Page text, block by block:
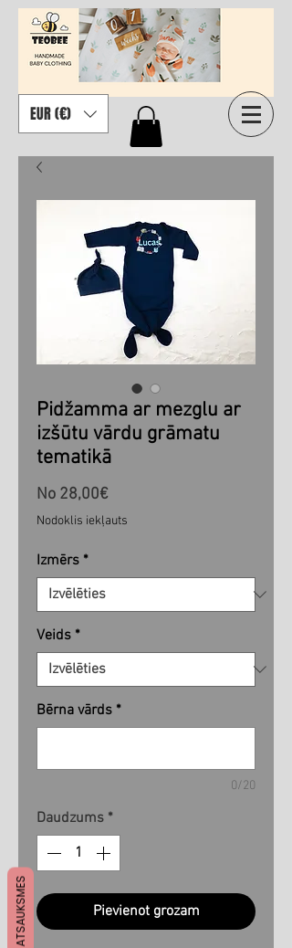
EUR (€)
Pidžamma ar mezglu ar
izšūtu vārdu grāmatu
tematikā
No 28,00€Izpārdošanas
cena
Nodoklis iekļauts
Izmērs *
Veids *
Bērna vārds *
0/20
Daudzums *
Pievienot grozam
ATSAUKSMES